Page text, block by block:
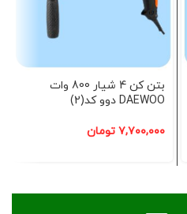
بتن کن 4 شیار 800 وات
DAEWOO دوو کد(2)
۷,۷۰۰,۰۰۰ تومان